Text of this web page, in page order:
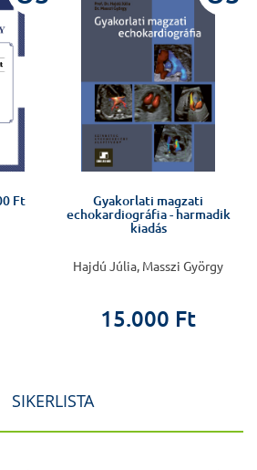
Ft
Gyakorlati magzati
echokardiográfia - harmadik
kiadás
Hajdú Júlia, Masszi György
15.000 Ft
SIKERLISTA